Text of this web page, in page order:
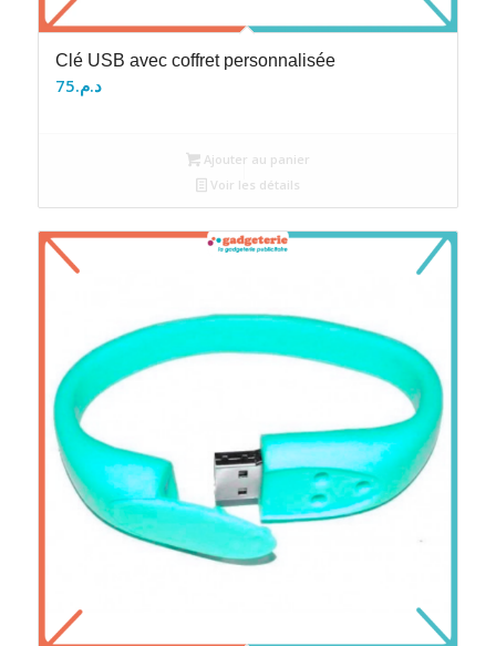
Clé USB avec coffret personnalisée
د.م.75
Ajouter au panier
Voir les détails